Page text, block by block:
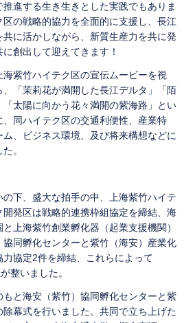
進する生き生きとした実践でもありま
の戦略的協力を全面的に支援し、長江
に活かしながら、新質生産力を共に発
創出して迎えてきます！
紫竹ハイテク区の宣伝ムービーを視
「茉莉花が満開した長江デルタ」「陌
「太陽に向かう花々満開の紫海路」とい
、同ハイテク区の交通利便性、産業特
、ビジネス環境、及び将来構想などに
。
下、盛大な拍手の中、上海紫竹ハイテ
発区は戦略的連携枠組協定を締結、海
上海紫竹創業孵化器（起業支援機関）
同孵化センターと紫竹（海安）産業化
協定2件を締結、これらによって
整いました。
と海安（紫竹）協同孵化センターと紫
幕式を行いました。共同で立ち上げた